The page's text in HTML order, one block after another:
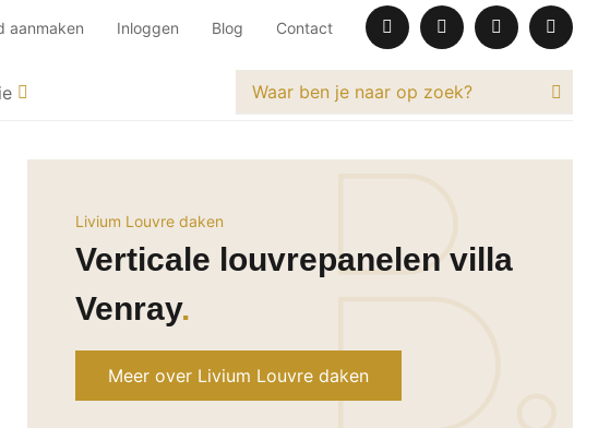
aanmaken Inloggen Blog Contact
Livium Louvre daken
Verticale louvrepanelen villa
Venray
Meer over Livium Louvre daken